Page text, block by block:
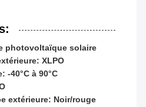
photovoltaïque solaire
XLPO
-40°C à 90°C
extérieure: Noir/rouge